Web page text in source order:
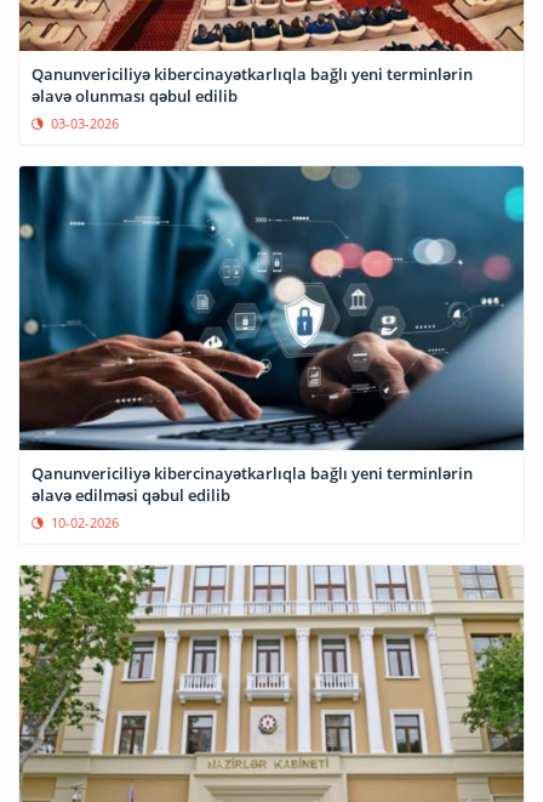
Qanunvericiliyə kibercinayətkarlıqla bağlı yeni terminlərin
əlavə olunması qəbul edilib
03-03-2026
Qanunvericiliyə kibercinayətkarlıqla bağlı yeni terminlərin
əlavə edilməsi qəbul edilib
10-02-2026